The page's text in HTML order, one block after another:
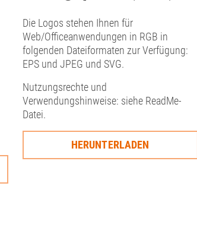
Die Logos stehen Ihnen für
Web/Officeanwendungen in RGB in
folgenden Dateiformaten zur Verfügung:
EPS und JPEG und SVG.
Nutzungsrechte und
Verwendungshinweise: siehe ReadMe-
Datei.
HERUNTERLADEN